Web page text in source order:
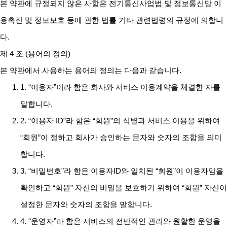
본 약관에 규정되지 않은 사항은 전기통신사업법 및 정보통신망 이
용촉진 및 정보보호 등에 관한 법률 기타 관련법령의 규정에 의합니
다.
제 4 조 (용어의 정의)
본 약관에서 사용하는 용어의 정의는 다음과 같습니다.
1. “이용자”이라 함은 회사와 서비스 이용계약을 체결한 자를
말합니다.
2. “이용자 ID”라 함은 “회원”의 식별과 서비스 이용을 위하여
“회원”이 정하고 회사가 승인하는 문자와 숫자의 조합을 의미
합니다.
3. “비밀번호”라 함은 이용자ID와 일치된 “회원”이 이용자임을
확인하고 “회원” 자신의 비밀을 보호하기 위하여 “회원” 자신이
설정한 문자와 숫자의 조합을 말합니다.
4. “운영자”라 함은 서비스의 전반적인 관리와 원활한 운영을